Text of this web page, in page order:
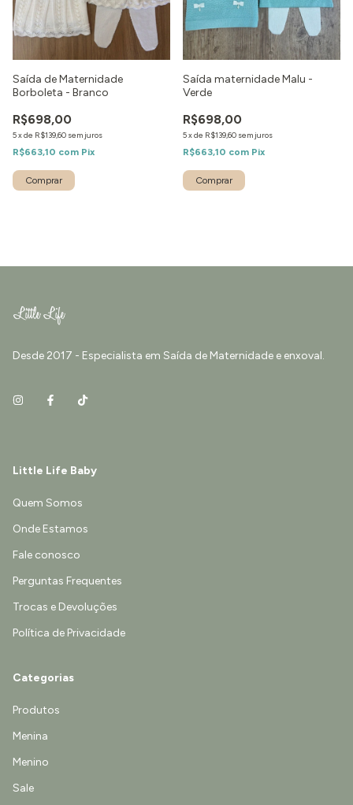
Saída de Maternidade
Borboleta - Branco
R$698,00
5xde R$139,60 sem juros
R$663,10 com Pix
Comprar
Saída maternidade Malu -
Verde
R$698,00
5xde R$139,60 sem juros
R$663,10 com Pix
Comprar
Desde 2017 - Especialista em Saída de Maternidade e enxoval.
Little Life Baby
Quem Somos
Onde Estamos
Fale conosco
Perguntas Frequentes
Trocas e Devoluções
Política de Privacidade
Categorias
Produtos
Menina
Menino
Sale